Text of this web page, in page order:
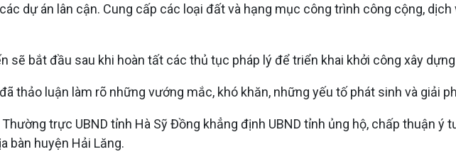
dự án lân cận. Cung cấp các loại đất và hạng mục công trình công cộng,
sẽ bắt đầu sau khi hoàn tất các thủ tục pháp lý để triển khai khởi công xây
thảo luận làm rõ những vướng mắc, khó khăn, những yếu tố phát sinh và giải
trực UBND tỉnh Hà Sỹ Đồng khẳng định UBND tỉnh ủng hộ, chấp thuận
bàn huyện Hải Lăng.